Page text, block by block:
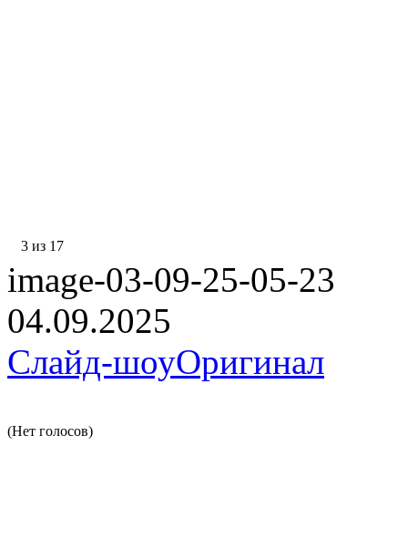
3 из 17
image-03-09-25-05-23
04.09.2025
Слайд-шоуОригинал
(Нет голосов)